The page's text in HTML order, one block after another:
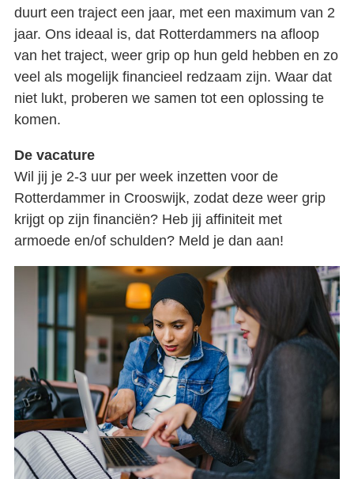
De geboorte van een sociale filmmaker
Contact
duurt een traject een jaar, met een maximum van 2
jaar. Ons ideaal is, dat Rotterdammers na afloop
van het traject, weer grip op hun geld hebben en zo
veel als mogelijk financieel redzaam zijn. Waar dat
niet lukt, proberen we samen tot een oplossing te
komen.
De vacature
Wil jij je 2-3 uur per week inzetten voor de
Rotterdammer in Crooswijk, zodat deze weer grip
krijgt op zijn financiën? Heb jij affiniteit met
armoede en/of schulden? Meld je dan aan!